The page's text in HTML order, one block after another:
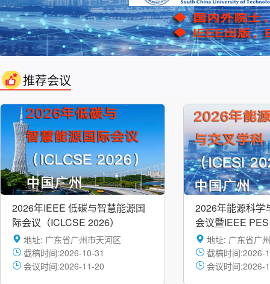
推荐会议
2026年IEEE 低碳与智慧能源国
际会议（ICLCSE 2026）
地址: 广东省广州市天河区
截稿时间:2026-10-31
会议时间:2026-11-20
2026年能源科学
会议暨IEEE
委员会SBLC年会
地址: 广东省广
截稿时间:2026-
会议时间:2026-